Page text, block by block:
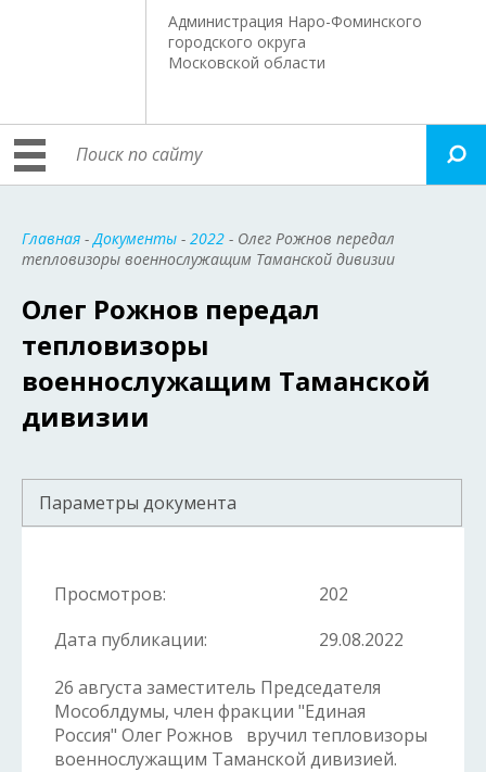
Администрация Наро-Фоминского
городского округа
Московской области
Главная -Документы - 2022 - Олег Рожнов передал
тепловизоры военнослужащим Таманской дивизии
Олег Рожнов передал
тепловизоры
военнослужащим Таманской
дивизии
Параметры документа
Просмотров:
202
Дата публикации:
29.08.2022
26 августа заместитель Председателя
Мособлдумы, член фракции "Единая
Россия" Олег Рожнов вручил тепловизоры
военнослужащим Таманской дивизией.